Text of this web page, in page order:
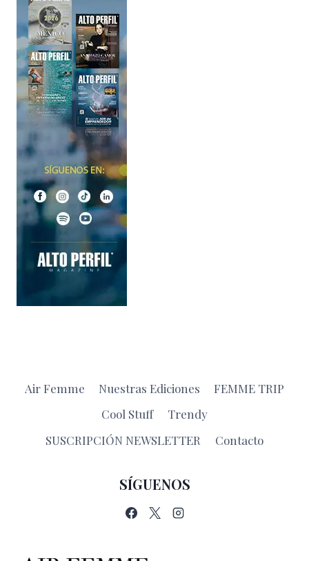
Air Femme Nuestras Ediciones
FEMME TRIP
Cool Stuff
Trendy
SUSCRIPCIÓN NEWSLETTER
Contacto
SÍGUENOS